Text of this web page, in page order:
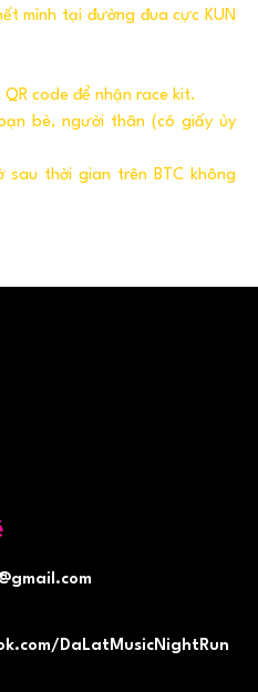
mình tại đường đua cực KUN
code để nhận race kit.
bè, người thân (có giấy ủy
sau thời gian trên BTC không
DaLatMusicNightRun